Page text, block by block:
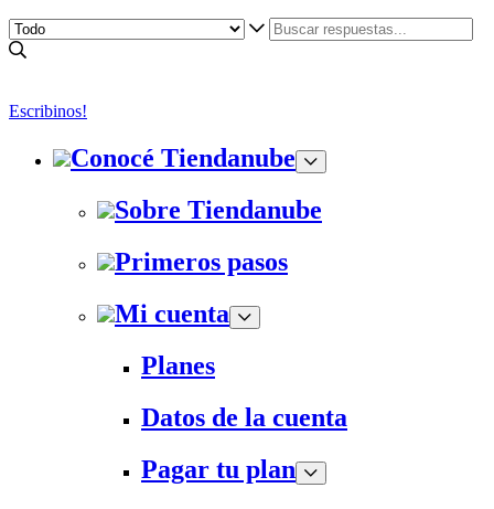
Escribinos!
Conocé Tiendanube
Sobre Tiendanube
Primeros pasos
Mi cuenta
Planes
Datos de la cuenta
Pagar tu plan